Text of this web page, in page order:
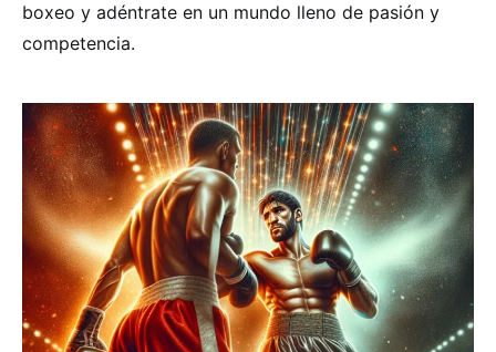
boxeo y adéntrate en un mundo lleno de pasión y
competencia.